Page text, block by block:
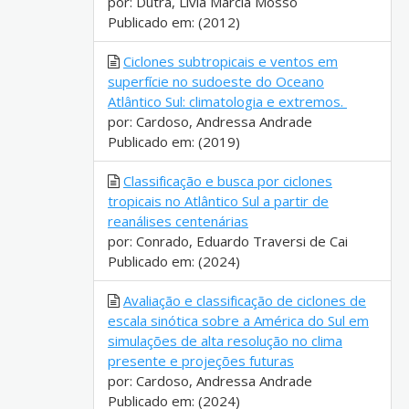
Publicado em: (2012)
Ciclones subtropicais e ventos em
superfície no sudoeste do Oceano
Atlântico Sul: climatologia e extremos.
por: Cardoso, Andressa Andrade
Publicado em: (2019)
Classificação e busca por ciclones
tropicais no Atlântico Sul a partir de
reanálises centenárias
por: Conrado, Eduardo Traversi de Cai
Publicado em: (2024)
Avaliação e classificação de ciclones de
escala sinótica sobre a América do Sul em
simulações de alta resolução no clima
presente e projeções futuras
por: Cardoso, Andressa Andrade
Publicado em: (2024)